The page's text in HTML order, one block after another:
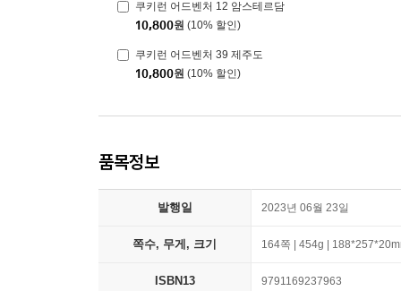
쿠키런 어드벤처 12 암스테르담
10,800원 (10% 할인)
쿠키런 어드벤처 39 제주도
10,800원 (10% 할인)
품목정보
발행일 2023년 06월 23일
쪽수, 무게, 크기 164쪽 | 454g |
ISBN13 9791169237963